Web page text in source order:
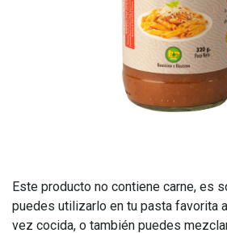
Este producto no contiene carne, es
puedes utilizarlo en tu pasta favorita
vez cocida, o también puedes